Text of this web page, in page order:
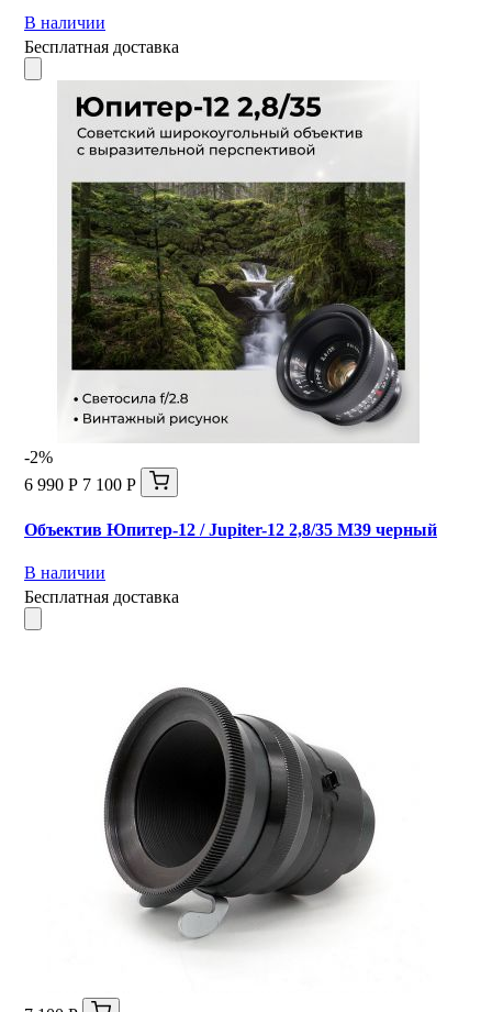
В наличии
Бесплатная доставка
-2%
6 990 Р 7 100 Р
Объектив Юпитер-12 / Jupiter-12 2,8/35 М39 черный
В наличии
Бесплатная доставка